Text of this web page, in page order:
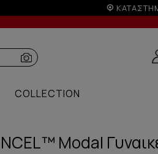
COLLECTION
Modal